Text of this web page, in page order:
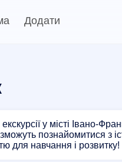
Додати
у місті Івано-
познайомитися з
для навчання і